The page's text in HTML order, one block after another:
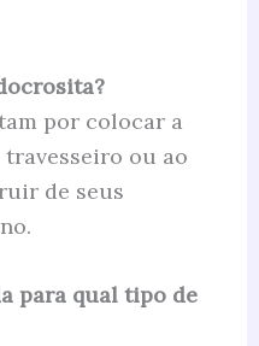
por colocar a
ou ao
de seus
para qual tipo de